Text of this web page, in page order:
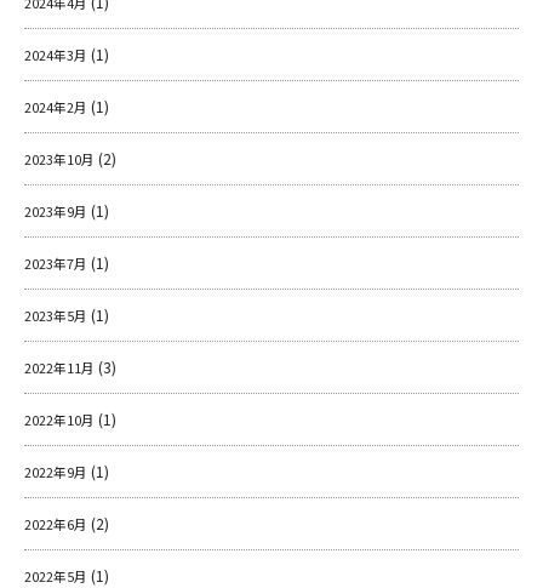
2024年3月 (1)
2024年2月 (1)
2023年10月 (2)
2023年9月 (1)
2023年7月 (1)
2023年5月 (1)
2022年11月 (3)
2022年10月 (1)
2022年9月 (1)
2022年6月 (2)
2022年5月 (1)